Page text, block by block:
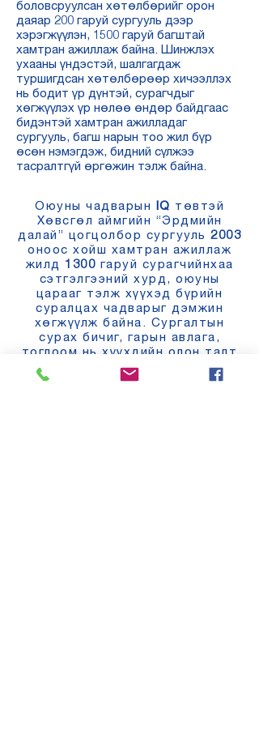
боловсруулсан хөтөлбөрийг орон
даяар 200 гаруй сургууль дээр
хэрэгжүүлэн, 1500 гаруй багштай
хамтран ажиллаж байна. Шинжлэх
ухааны үндэстэй, шалгагдаж
туршигдсан хөтөлбөрөөр хичээллэх
нь бодит үр дүнтэй, сурагчдыг
хөгжүүлэх үр нөлөө өндөр байдгаас
бидэнтэй хамтран ажилладаг
сургууль, багш нарын тоо жил бүр
өсөн нэмэгдэж, бидний сүлжээ
тасралтгүй өргөжин тэлж байна.
Оюуны чадварын IQ төвтэй
Хөвсгөл аймгийн “Эрдмийн
далай” цогцолбор сургууль 2003
оноос хойш хамтран ажиллаж
жилд 1300 гаруй сурагчийнхаа
сэтгэлгээний хурд, оюуны
царааг тэлж хүүхэд бүрийн
суралцах чадварыг дэмжин
хөгжүүлж байна. Сургалтын
сурах бичиг, гарын авлага,
тоглоом нь хүүхдийн олон талт
чадамжийг хөгжүүлдгээрээ
онцлогтой.